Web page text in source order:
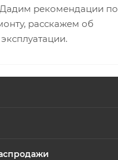
рекомендации по
расскажем об